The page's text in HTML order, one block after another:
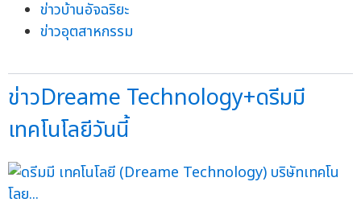
ข่าวบ้านอัจฉริยะ
ข่าวอุตสาหกรรม
ข่าวDreame Technology+ดรีมมี
เทคโนโลยีวันนี้